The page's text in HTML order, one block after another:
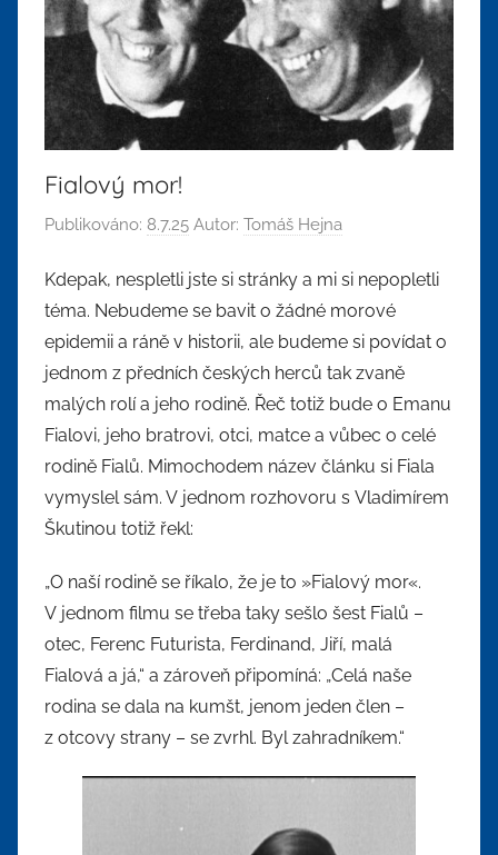
Fialový mor!
Publikováno: 8.7.25 Autor: Tomáš Hejna
Kdepak, nespletli jste si stránky a mi si nepopletli
téma. Nebudeme se bavit o žádné morové
epidemii a ráně v historii, ale budeme si povídat o
jednom z předních českých herců tak zvaně
malých rolí a jeho rodině. Řeč totiž bude o Emanu
Fialovi, jeho bratrovi, otci, matce a vůbec o celé
rodině Fialů. Mimochodem název článku si Fiala
vymyslel sám. V jednom rozhovoru s Vladimírem
Škutinou totiž řekl:
„O naší rodině se říkalo, že je to »Fialový mor«.
V jednom filmu se třeba taky sešlo šest Fialů –
otec, Ferenc Futurista, Ferdinand, Jiří, malá
Fialová a já,“ a zároveň připomíná: „Celá naše
rodina se dala na kumšt, jenom jeden člen –
z otcovy strany – se zvrhl. Byl zahradníkem.“